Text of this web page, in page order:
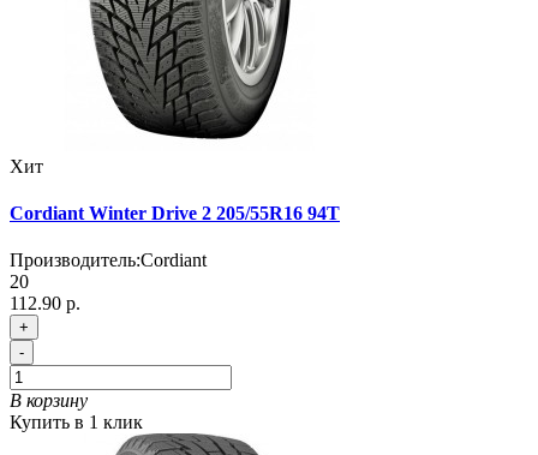
Хит
Cordiant Winter Drive 2 205/55R16 94T
Производитель:Cordiant
20
112.90 р.
+
-
В корзину
Купить в 1 клик